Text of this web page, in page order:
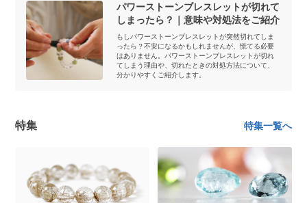
パワーストーンブレスレットが切れて
しまったら？｜意味や対処法をご紹介
もしパワーストーンブレスレットが突然切れてしま
ったら？不安になるかもしれませんが、慌てる必要
はありません。パワーストーンブレスレットが切れ
てしまう理由や、切れたときの対処方法について、
分かりやすくご紹介します。
特集 特集一覧へ